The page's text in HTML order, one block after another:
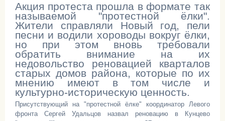
Акция протеста прошла в формате так
называемой "протестной ёлки".
Жители справляли Новый год, пели
песни и водили хороводы вокруг ёлки,
но при этом вновь требовали
обратить внимание на их
недовольство реновацией кварталов
старых домов района, которые по их
мнению имеют в том числе и
культурно-историческую ценность.
Присутствующий на "протестной ёлке" координатор Левого
фронта Сергей Удальцов назвал реновацию в Кунцево